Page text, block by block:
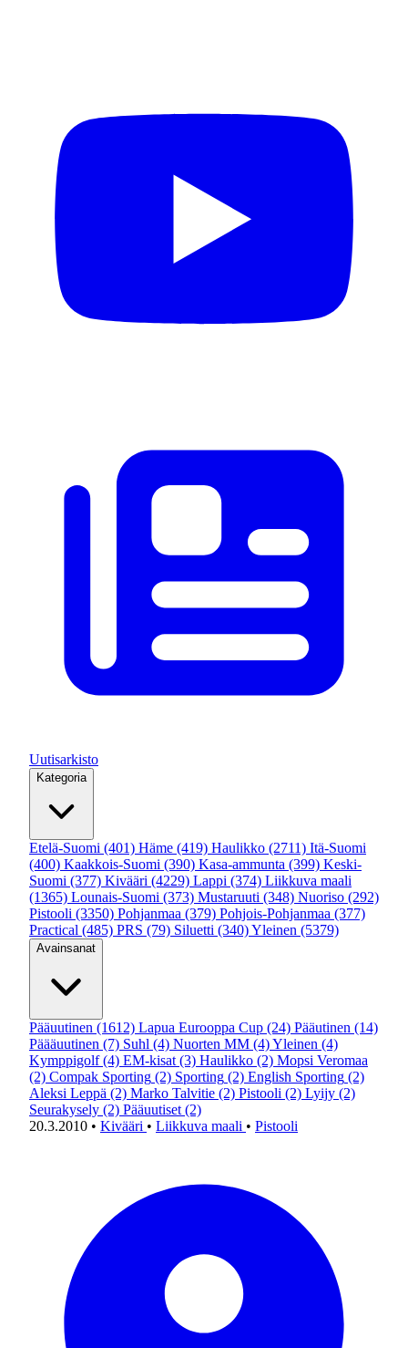
Uutisarkisto
Kategoria
Etelä-Suomi (401) Häme (419) Haulikko (2711) Itä-Suomi
(400) Kaakkois-Suomi (390) Kasa-ammunta (399) Keski-
Suomi (377) Kivääri (4229) Lappi (374) Liikkuva maali
(1365) Lounais-Suomi (373) Mustaruuti (348) Nuoriso (292)
Pistooli (3350) Pohjanmaa (379) Pohjois-Pohjanmaa (377)
Practical (485) PRS (79) Siluetti (340)Yleinen (5379)
Avainsanat
Pääuutinen (1612) Lapua Eurooppa Cup (24) Pääutinen (14)
Päääuutinen (7) Suhl (4) Nuorten MM (4)Yleinen (4)
Kymppigolf (4) EM-kisat (3) Haulikko (2) Mopsi Veromaa
(2) Compak Sporting (2) Sporting (2) English Sporting (2)
Aleksi Leppä (2) Marko Talvitie (2) Pistooli (2) Lyijy (2)
Seurakysely (2) Pääuutiset (2)
20.3.2010 • Kivääri • Liikkuva maali • Pistooli